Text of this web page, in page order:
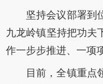
坚持会议部署到
九龙岭镇坚持把功夫
作一步步推进、一项
目前，全镇重点